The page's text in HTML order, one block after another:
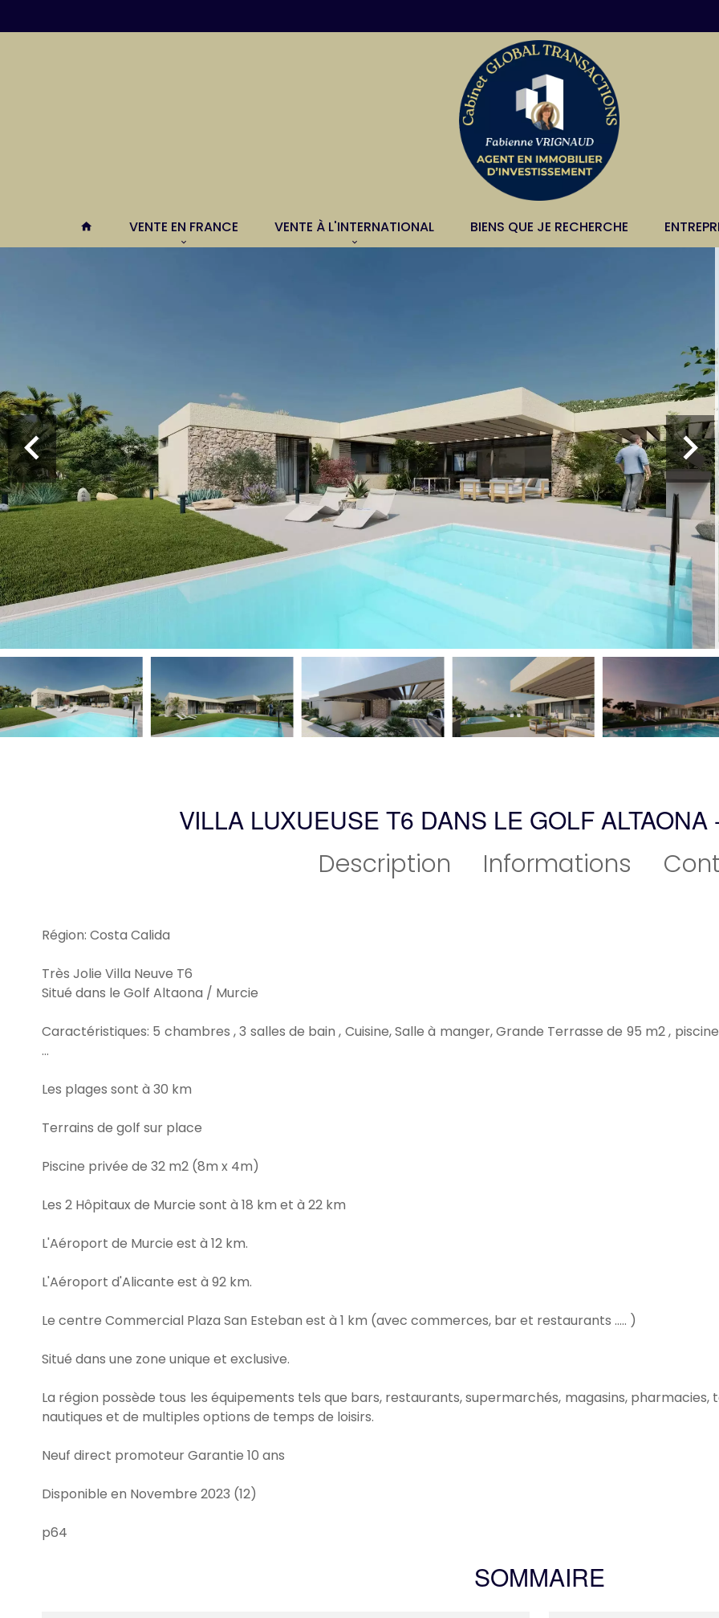
VENTE EN FRANCE VENTE À L'INTERNATIONAL BIENS QUE JE RECHERCHE
VILLA LUXUEUSE T6 DANS LE GOLF ALTAONA
Description Informations
Région: Costa Calida
Très Jolie Villa Neuve T6
Situé dans le Golf Altaona / Murcie
Caractéristiques: 5 chambres , 3 salles de bain , Cuisine, Salle à manger, Grande Terrasse de 95 m2 ,
...
Les plages sont à 30 km
Terrains de golf sur place
Piscine privée de 32 m2 (8m x 4m)
Les 2 Hôpitaux de Murcie sont à 18 km et à 22 km
L'Aéroport de Murcie est à 12 km.
L'Aéroport d'Alicante est à 92 km.
Le centre Commercial Plaza San Esteban est à 1 km (avec commerces, bar et restaurants ..... )
Situé dans une zone unique et exclusive.
La région possède tous les équipements tels que bars, restaurants, supermarchés, magasins,
nautiques et de multiples options de temps de loisirs.
Neuf direct promoteur Garantie 10 ans
Disponible en Novembre 2023 (12)
p64
SOMMAIRE